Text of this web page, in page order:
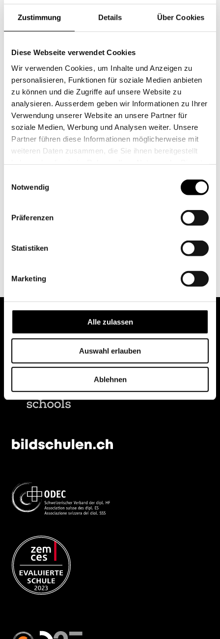
Zustimmung Details Über Cookies
Diese Webseite verwendet Cookies
Wir verwenden Cookies, um Inhalte und Anzeigen zu
personalisieren, Funktionen für soziale Medien anbieten
zu können und die Zugriffe auf unsere Website zu
analysieren. Ausserdem geben wir Informationen zu Ihrer
Verwendung unserer Website an unsere Partner für
soziale Medien, Werbung und Analysen weiter. Unsere
Partner führen diese Informationen möglicherweise mit
weiteren Daten zusammen, die Sie ihnen bereitgestellt
Notwendig
Präferenzen
Statistiken
Marketing
Alle zulassen
Auswahl erlauben
Ablehnen